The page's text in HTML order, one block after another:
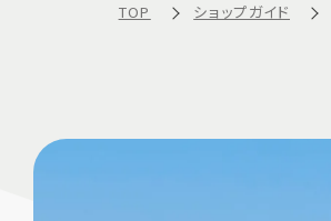
TOP ショップガイド